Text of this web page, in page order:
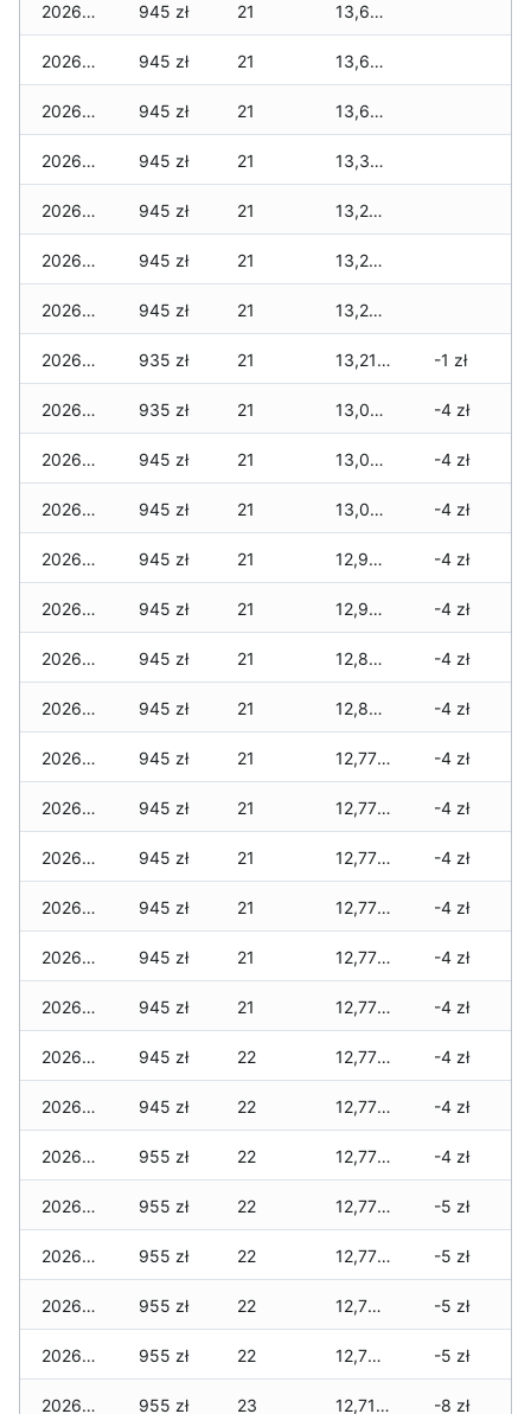
2026-06-24 945 zł 21 13,655 zł
2026-06-23 945 zł 21 13,635 zł
2026-06-22 945 zł 21 13,600 zł
2026-06-21 945 zł 21 13,365 zł
2026-06-20 945 zł 21 13,230 zł
2026-06-19 945 zł 21 13,230 zł
2026-06-18 945 zł 21 13,230 zł
2026-06-17 935 zł 21 13,210 zł -1 zł
2026-06-16 935 zł 21 13,075 zł -4 zł
2026-06-15 945 zł 21 13,075 zł -4 zł
2026-06-14 945 zł 21 13,075 zł -4 zł
2026-06-13 945 zł 21 12,970 zł -4 zł
2026-06-12 945 zł 21 12,950 zł -4 zł
2026-06-11 945 zł 21 12,875 zł -4 zł
2026-06-10 945 zł 21 12,875 zł -4 zł
2026-06-09 945 zł 21 12,775 zł -4 zł
2026-06-07 945 zł 21 12,775 zł -4 zł
2026-06-06 945 zł 21 12,775 zł -4 zł
2026-06-05 945 zł 21 12,775 zł -4 zł
2026-06-04 945 zł 21 12,775 zł -4 zł
2026-06-03 945 zł 21 12,775 zł -4 zł
2026-06-02 945 zł 22 12,775 zł -4 zł
2026-06-01 945 zł 22 12,775 zł -4 zł
2026-05-31 955 zł 22 12,775 zł -4 zł
2026-05-30 955 zł 22 12,775 zł -5 zł
2026-05-29 955 zł 22 12,775 zł -5 zł
2026-05-28 955 zł 22 12,730 zł -5 zł
2026-05-27 955 zł 22 12,730 zł -5 zł
2026-05-26 955 zł 23 12,710 zł -8 zł